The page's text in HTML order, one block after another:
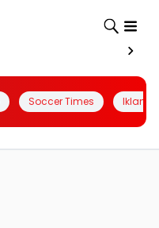
Soccer Times Iklanin